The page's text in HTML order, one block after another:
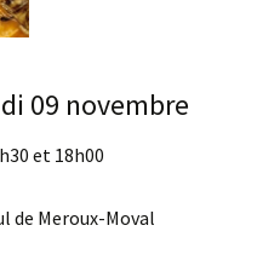
09 novembre
et 18h00
de Meroux-Moval